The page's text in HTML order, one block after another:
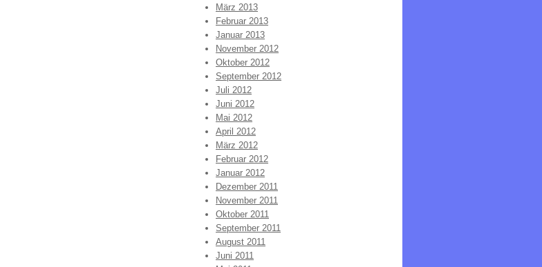
März 2013
Februar 2013
Januar 2013
November 2012
Oktober 2012
September 2012
Juli 2012
Juni 2012
Mai 2012
April 2012
März 2012
Februar 2012
Januar 2012
Dezember 2011
November 2011
Oktober 2011
September 2011
August 2011
Juni 2011